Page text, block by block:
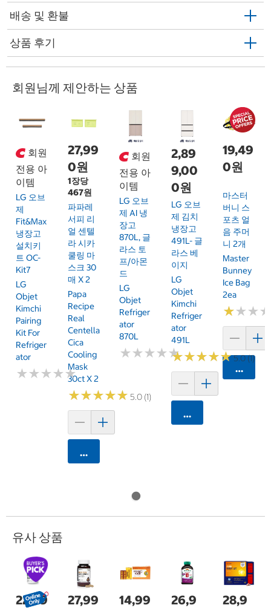
배송 및 환불
상품 후기
회원님께 제안하는 상품
회원
전용 아
이템
LG 오브
제
Fit&Max
냉장고
설치키
트 OC-
Kit7
LG
Objet
Kimchi
Pairing
Kit For
Refriger
Ator
★★★★★
★★★★★
27,99
0원
1장당
467원
파파레
서피 리
얼 센텔
라 시카
쿨링 마
스크 30
매 X 2
Papa
Recipe
Real
Centella
Cica
Cooling
Mask
30ct X 2
★★★★★
★★★★★ 5.0 (1)
카트에 담기
회원
전용 아
이템
LG 오브
제 AI 냉
장고
870L, 글
라스 토
프/아몬
드
LG
Objet
Refriger
Ator
870L
★★★★★
★★★★★
2,89
9,00
0원
LG 오브
제 김치
냉장고
491L- 글
라스 베
이지
LG
Objet
Kimchi
Refriger
Ator
491L
★★★★★
★★★★★5.0 (1)
카트에 담기
19,49
0원
마스터
버니 스
포츠 얼
음 주머
니 2개
Master
Bunney
Ice Bag
2ea
★★★
★★★
카트에
유사 상품
22,99
27,99
14,99
26,9
28,9